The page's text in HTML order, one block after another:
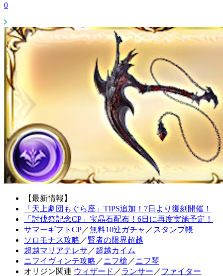
0
【最新情報】
「天上劇団もぐら座」TIPS追加！7日より復刻開催！
「討伐祭記念CP」宝晶石配布！6日に再度実施予定！
サマーギフトCP／無料10連ガチャ ／ スタンプ帳
ソロモナス攻略 ／賢者の限界超越
超越マリアテレサ ／超越カイム
ニフイヴィンテ攻略 ／ニフ槍 ／ニフ琴
オリジン関連 ウィザード ／ランサー ／ファイター